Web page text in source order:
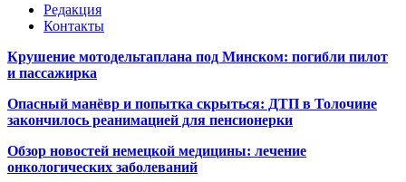
Редакция
Контакты
Крушение мотодельтаплана под Минском: погибли пилот
и пассажирка
Опасный манёвр и попытка скрыться: ДТП в Толочине
закончилось реанимацией для пенсионерки
Обзор новостей немецкой медицины: лечение
онкологических заболеваний